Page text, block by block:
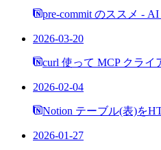
pre-commit のススメ -
2026-03-20
curl 使って MCP クラ
2026-02-04
Notion テーブル(表)を
2026-01-27